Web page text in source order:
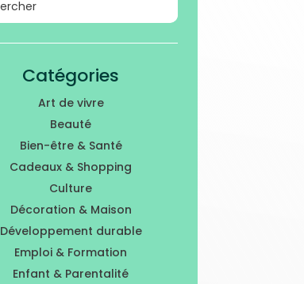
Catégories
Art de vivre
Beauté
Bien-être & Santé
Cadeaux & Shopping
Culture
Décoration & Maison
Développement durable
Emploi & Formation
Enfant & Parentalité